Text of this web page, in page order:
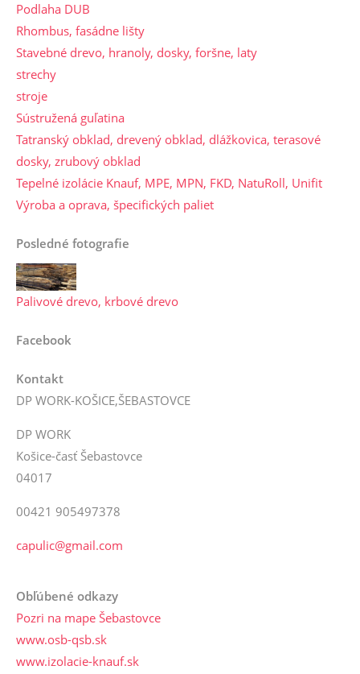
Podlaha DUB
Rhombus, fasádne lišty
Stavebné drevo, hranoly, dosky, foršne, laty
strechy
stroje
Sústružená guľatina
Tatranský obklad, drevený obklad, dlážkovica, terasové
dosky, zrubový obklad
Tepelné izolácie Knauf, MPE, MPN, FKD, NatuRoll, Unifit
Výroba a oprava, špecifických paliet
Posledné fotografie
Palivové drevo, krbové drevo
Facebook
Kontakt
DP WORK-KOŠICE,ŠEBASTOVCE
DP WORK
Košice-časť Šebastovce
04017
00421 905497378
capulic@gmail.com
Obľúbené odkazy
Pozri na mape Šebastovce
www.osb-qsb.sk
www.izolacie-knauf.sk